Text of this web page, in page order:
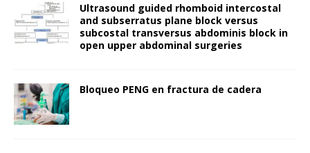
Ultrasound guided rhomboid intercostal
and subserratus plane block versus
subcostal transversus abdominis block in
open upper abdominal surgeries
Bloqueo PENG en fractura de cadera